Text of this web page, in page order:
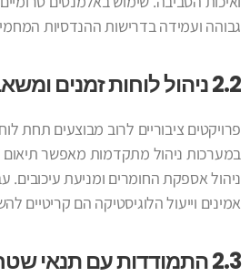
גבוהה ועמידה בדרישות ההנדסיות
2.2 ניהול לוחות זמנים ומשאבים
פרויקטים ציבוריים לרוב מבוצעים תחת
במערכות ניהול מתקדמות מאפשר תיאום
ניהול אספקת החומרים ומניעת עיכובים.
אמינים וייעול הלוגיסטיקה הם קריטיים
2.3 התמודדות עם תנאי שטח מאתגרים